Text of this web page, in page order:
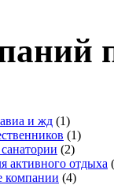
и жд (1)
(1)
(2)
активного отдыха
компании (4)